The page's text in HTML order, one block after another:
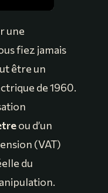
une
fiez jamais
être un
de 1960.
ou d’un
(VAT)
du